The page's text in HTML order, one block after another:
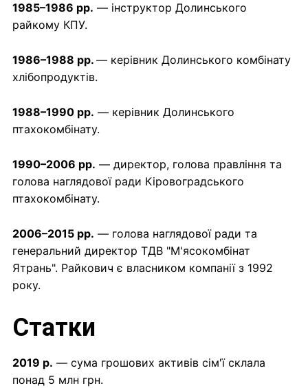
1985–1986 рр. — інструктор Долинського
райкому КПУ.
1986–1988 рр. — керівник Долинського комбінату
хлібопродуктів.
1988–1990 рр. — керівник Долинського
птахокомбінату.
1990–2006 рр. — директор, голова правління та
голова наглядової ради Кіровоградського
птахокомбінату.
2006–2015 рр. — голова наглядової ради та
генеральний директор ТДВ "М'ясокомбінат
Ятрань". Райкович є власником компанії з 1992
року.
Статки
2019 р. — сума грошових активів сім'ї склала
понад 5 млн грн.